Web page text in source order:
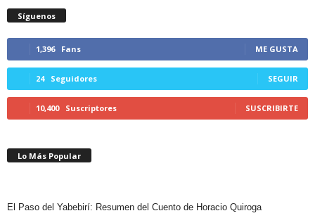
Síguenos
1,396 Fans ME GUSTA
24 Seguidores SEGUIR
10,400 Suscriptores SUSCRIBIRTE
Lo Más Popular
El Paso del Yabebirí: Resumen del Cuento de Horacio Quiroga